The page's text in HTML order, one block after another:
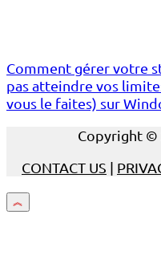
Comment gérer votre
pas atteindre vos
vous le faites) sur
Copyright ©
CONTACT US |